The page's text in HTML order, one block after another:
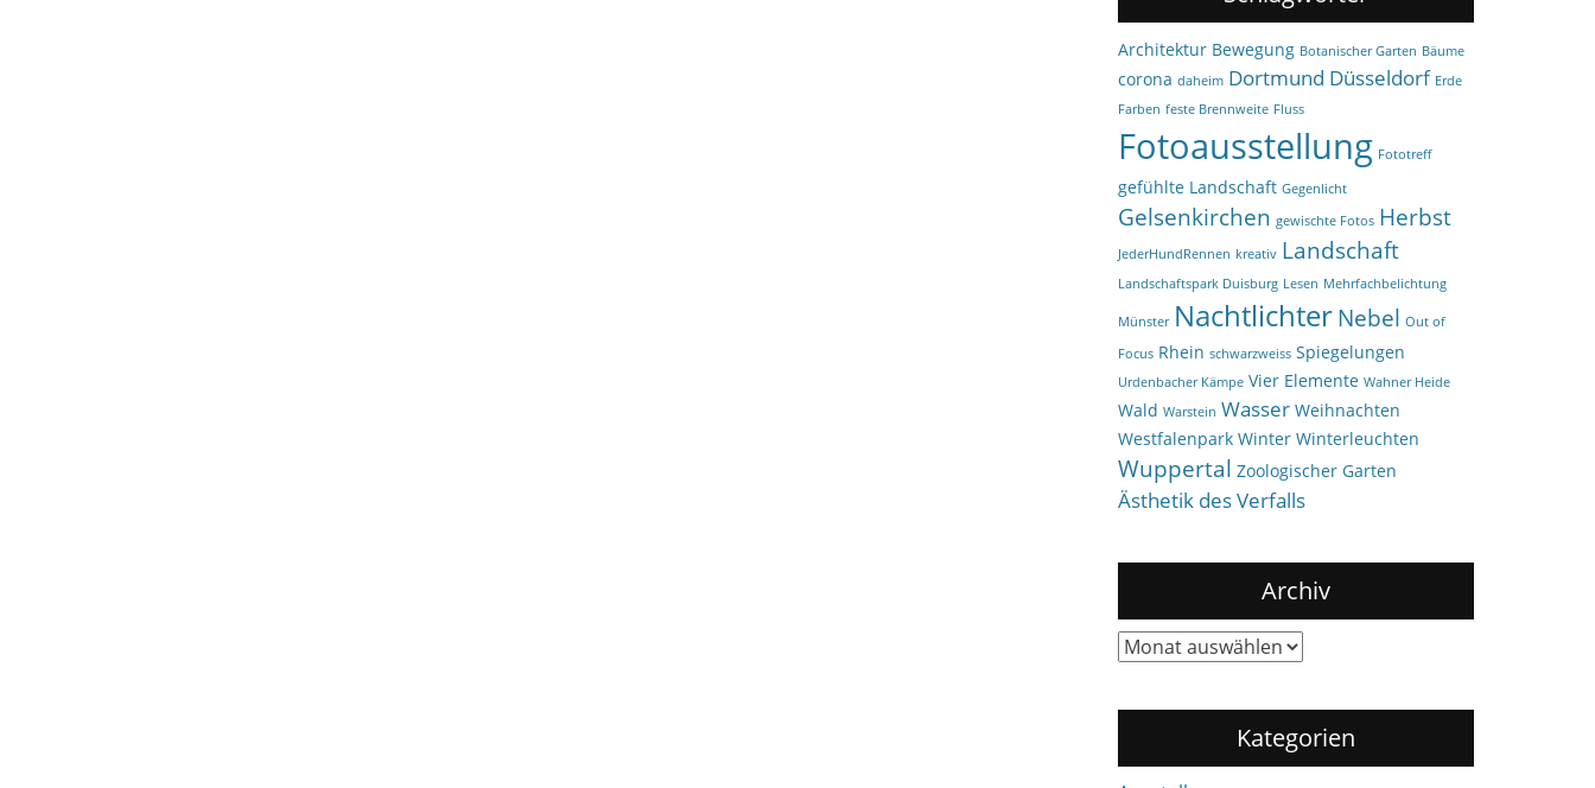
Architektur Bewegung Botanischer Garten Bäume
corona daheim Dortmund Düsseldorf Erde
Farben feste Brennweite Fluss
Fotoausstellung Fototreff
gefühlte Landschaft Gegenlicht
Gelsenkirchen gewischte Fotos Herbst
JederHundRennen kreativ Landschaft
Landschaftspark Duisburg Lesen Mehrfachbelichtung
Münster NachtlichterNebel Out of
Focus Rhein schwarzweiss Spiegelungen
Urdenbacher Kämpe Vier Elemente Wahner Heide
Wald Warstein Wasser Weihnachten
Westfalenpark Winter Winterleuchten
Wuppertal Zoologischer Garten
Ästhetik des Verfalls
Archiv
Archiv
Kategorien